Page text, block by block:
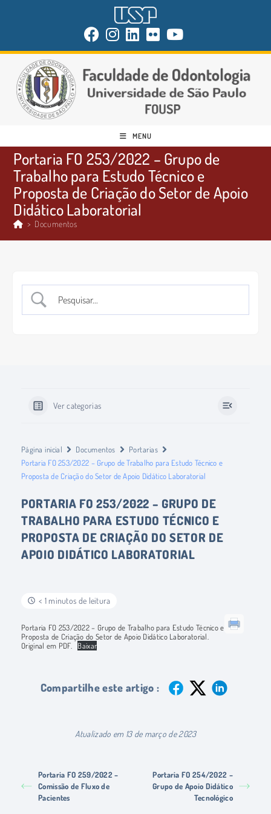
MENU
Portaria FO 253/2022 – Grupo de
Trabalho para Estudo Técnico e
Proposta de Criação do Setor de Apoio
Didático Laboratorial
> Documentos
Ver categorias
Página inicial Documentos
Portarias
Portaria FO 253/2022 – Grupo de Trabalho para Estudo Técnico e
Proposta de Criação do Setor de Apoio Didático Laboratorial
PORTARIA FO 253/2022 – GRUPO DE
TRABALHO PARA ESTUDO TÉCNICO E
PROPOSTA DE CRIAÇÃO DO SETOR DE
APOIO DIDÁTICO LABORATORIAL
< 1 minutos de leitura
Portaria FO 253/2022 – Grupo de Trabalho para Estudo Técnico e
Proposta de Criação do Setor de Apoio Didático Laboratorial.
Original em PDF.
Baixar
Compartilhe este artigo :
Atualizado em 13 de março de 2023
Portaria FO 259/2022 –
Comissão de Fluxo de
Pacientes
Portaria FO 254/2022 –
Grupo de Apoio Didático
Tecnológico